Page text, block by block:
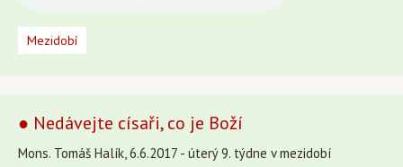
Mezidobí
● Nedávejte císaři, co je Boží
Mons. Tomáš Halík, 6.6.2017 - úterý 9. týdne v mezidobí